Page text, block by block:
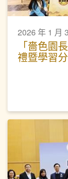
2026 年 1 月
「嗇色園
禮暨學習